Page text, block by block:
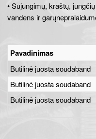
• Sujungimų, kraštų,
vandens ir
Pavadinimas
Butilinė juosta soudaband
Butilinė juosta soudaband
Butilinė juosta soudaband